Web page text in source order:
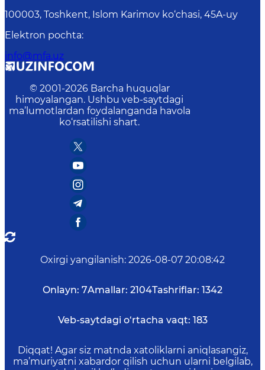
100003, Toshkent, Islom Karimov ko‘chasi, 45A-uy
Elektron pochta:
info@mfa.uz
© 2001-2026 Barcha huquqlar
himoyalangan. Ushbu veb-saytdagi
ma’lumotlardan foydalanganda havola
ko‘rsatilishi shart.
Oxirgi yangilanish: 2026-08-07 20:08:42
Onlayn: 7Amallar: 2104Tashriflar: 1342
Veb-saytdagi o‘rtacha vaqt: 183
Diqqat! Agar siz matnda xatoliklarni aniqlasangiz,
ma’muriyatni xabardor qilish uchun ularni belgilab,